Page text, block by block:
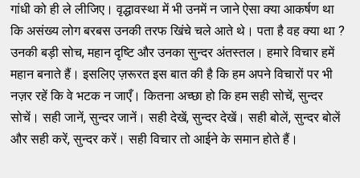
गांधी को ही ले लीजिए। वृद्धावस्था में भी उनमें न जाने ऐसा क्या आकर्षण था
कि असंख्य लोग बरबस उनकी तरफ खिंचे चले आते थे। पता है वह क्या था ?
उनकी बड़ी सोच, महान दृष्टि और उनका सुन्दर अंतस्तल। हमारे विचार हमें
महान बनाते हैं। इसलिए ज़रूरत इस बात की है कि हम अपने विचारों पर भी
नज़र रहें कि वे भटक न जाएँ। कितना अच्छा हो कि हम सही सोचें, सुन्दर
सोचें। सही जानें, सुन्दर जानें। सही देखें, सुन्दर देखें। सही बोलें, सुन्दर बोलें
और सही करें, सुन्दर करें। सही विचार तो आईने के समान होते हैं।